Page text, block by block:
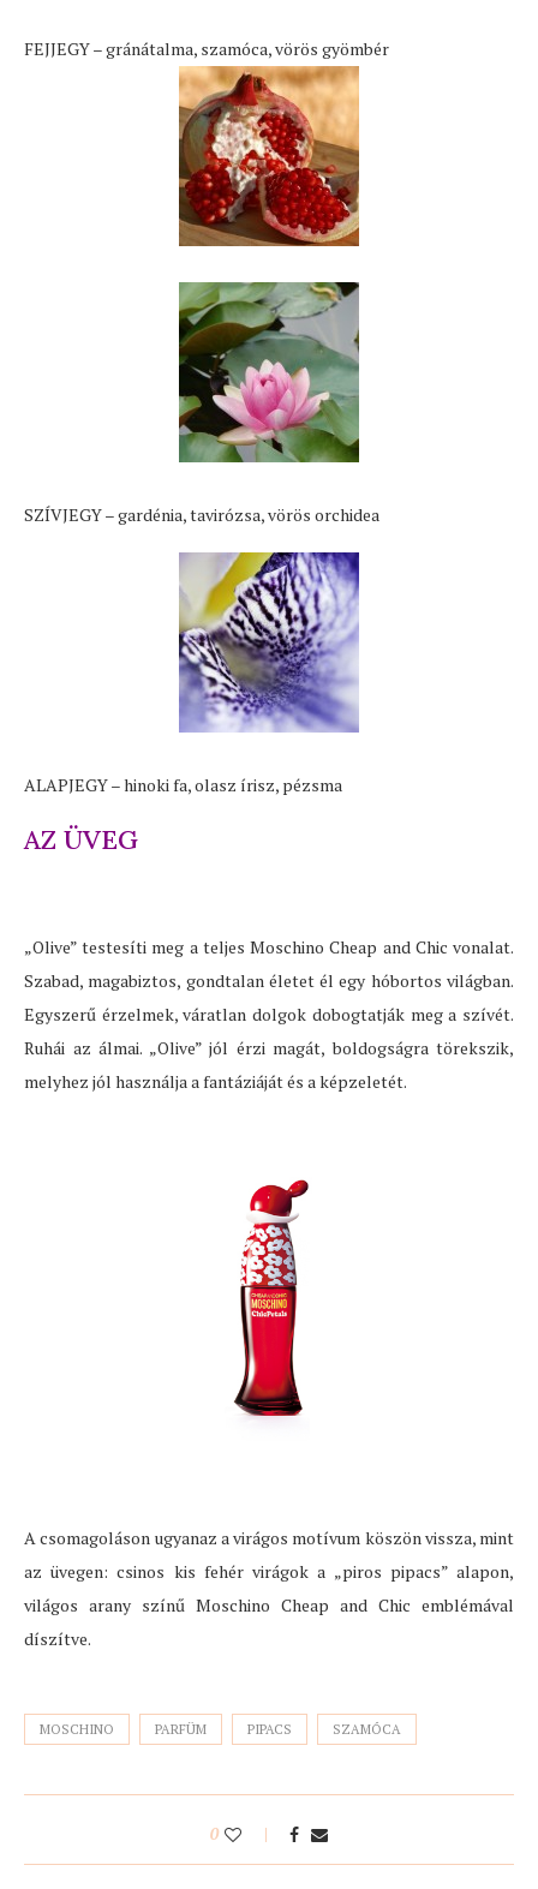
FEJJEGY – gránátalma, szamóca, vörös gyömbér
SZÍVJEGY – gardénia, tavirózsa, vörös orchidea
ALAPJEGY – hinoki fa, olasz írisz, pézsma
AZ ÜVEG
„Olive” testesíti meg a teljes Moschino Cheap and Chic vonalat.
Szabad, magabiztos, gondtalan életet él egy hóbortos világban.
Egyszerű érzelmek, váratlan dolgok dobogtatják meg a szívét.
Ruhái az álmai. „Olive” jól érzi magát, boldogságra törekszik,
melyhez jól használja a fantáziáját és a képzeletét.
A csomagoláson ugyanaz a virágos motívum köszön vissza, mint
az üvegen: csinos kis fehér virágok a „piros pipacs” alapon,
világos arany színű Moschino Cheap and Chic emblémával
díszítve.
MOSCHINO PARFÜM PIPACS SZAMÓCA
0